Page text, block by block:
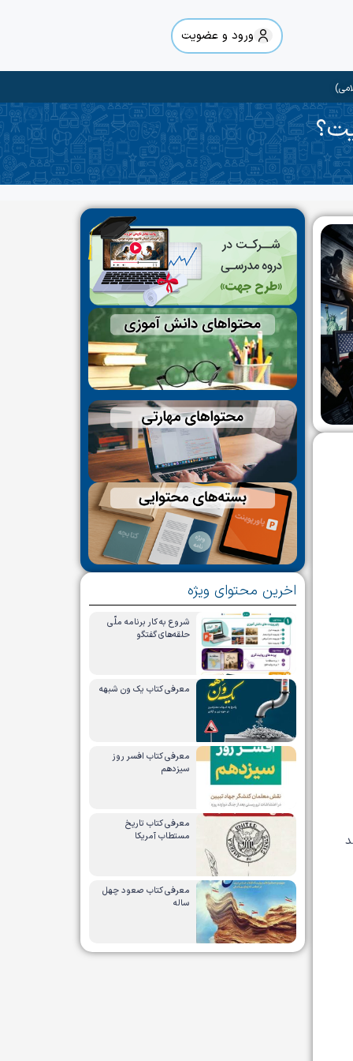
ورود و عضویت
اخرین محتوای ویژه
شروع به کار برنامه ملّی
حلقه‌های گفتگو
معرفی کتاب یک ون شبهه
معرفی کتاب افسر روز
سیزدهم
معرفی کتاب تاریخ
مستطاب آمریکا
معرفی کتاب صعود چهل
ساله